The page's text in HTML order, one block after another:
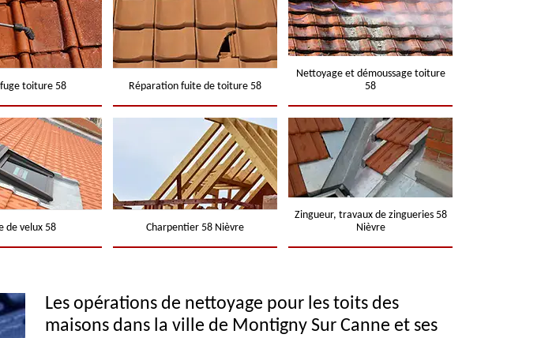
toiture 58 Réparation fuite de toiture 58
Nettoyage et démoussage toiture
58
de velux 58 Charpentier 58 Nièvre
Zingueur, travaux de zingueries 58
Nièvre
Les opérations de nettoyage pour les toits des
maisons dans la ville de Montigny Sur Canne et ses